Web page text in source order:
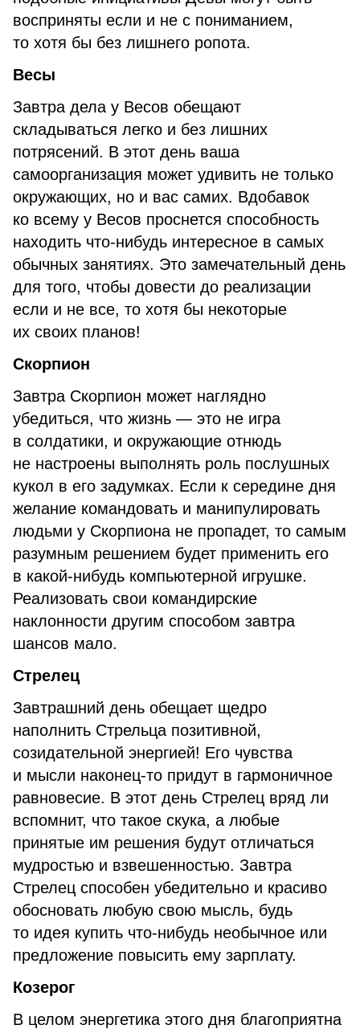
восприняты если и не с пониманием,
то хотя бы без лишнего ропота.
Весы
Завтра дела у Весов обещают
складываться легко и без лишних
потрясений. В этот день ваша
самоорганизация может удивить не только
окружающих, но и вас самих. Вдобавок
ко всему у Весов проснется способность
находить что-нибудь интересное в самых
обычных занятиях. Это замечательный день
для того, чтобы довести до реализации
если и не все, то хотя бы некоторые
их своих планов!
Скорпион
Завтра Скорпион может наглядно
убедиться, что жизнь — это не игра
в солдатики, и окружающие отнюдь
не настроены выполнять роль послушных
кукол в его задумках. Если к середине дня
желание командовать и манипулировать
людьми у Скорпиона не пропадет, то самым
разумным решением будет применить его
в какой-нибудь компьютерной игрушке.
Реализовать свои командирские
наклонности другим способом завтра
шансов мало.
Стрелец
Завтрашний день обещает щедро
наполнить Стрельца позитивной,
созидательной энергией! Его чувства
и мысли наконец-то придут в гармоничное
равновесие. В этот день Стрелец вряд ли
вспомнит, что такое скука, а любые
принятые им решения будут отличаться
мудростью и взвешенностью. Завтра
Стрелец способен убедительно и красиво
обосновать любую свою мысль, будь
то идея купить что-нибудь необычное или
предложение повысить ему зарплату.
Козерог
В целом энергетика этого дня благоприятна